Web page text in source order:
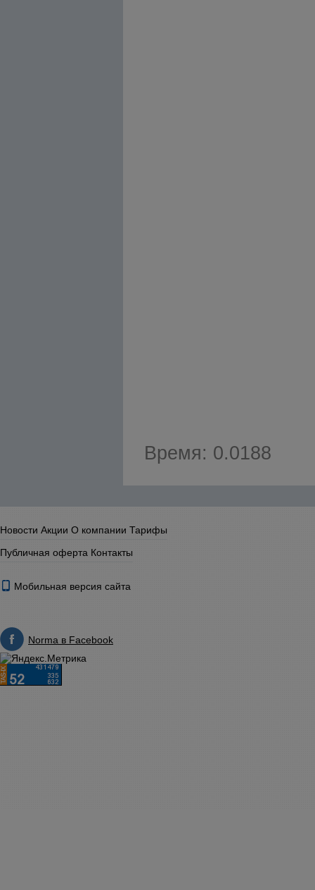
Время: 0.0188
Новости Акции О компании Тарифы
Публичная оферта Контакты
Мобильная версия сайта
Norma в Facebook